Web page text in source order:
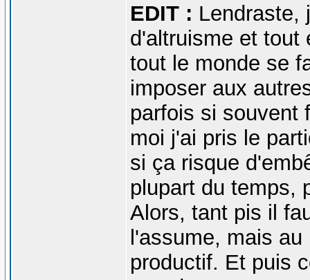
EDIT : Lendraste,
d'altruisme et tout
tout le monde se
imposer aux
parfois si souvent
moi j'ai pris le
si ça risque
plupart du temps,
Alors, tant pis il
l'assume, mais
productif. Et puis